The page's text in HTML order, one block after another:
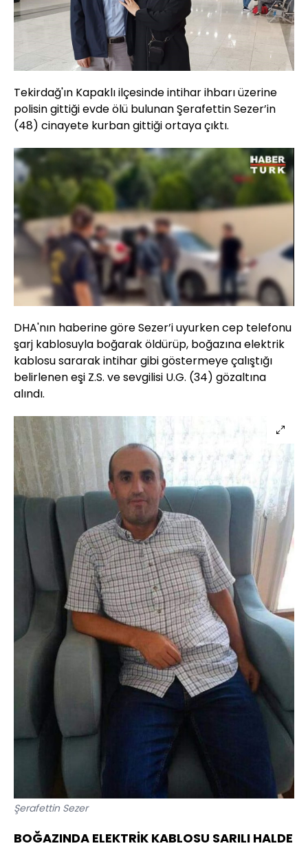
Tekirdağ'ın Kapaklı ilçesinde intihar ihbarı üzerine
polisin gittiği evde ölü bulunan Şerafettin Sezer’in
(48) cinayete kurban gittiği ortaya çıktı.
Aç
Yüklendi
:
57.83%
Oynatma
Hızı
DHA'nın haberine göre Sezer’i uyurken cep telefonu
şarj kablosuyla boğarak öldürüp, boğazına elektrik
kablosu sararak intihar gibi göstermeye çalıştığı
belirlenen eşi Z.S. ve sevgilisi U.G. (34) gözaltına
alındı.
Şerafettin Sezer
BOĞAZINDA ELEKTRİK KABLOSU SARILI HALDE